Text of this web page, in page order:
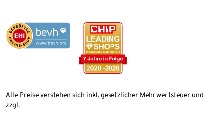
Alle Preise verstehen sich inkl. gesetzlicher Mehrwertsteuer und
zzgl.